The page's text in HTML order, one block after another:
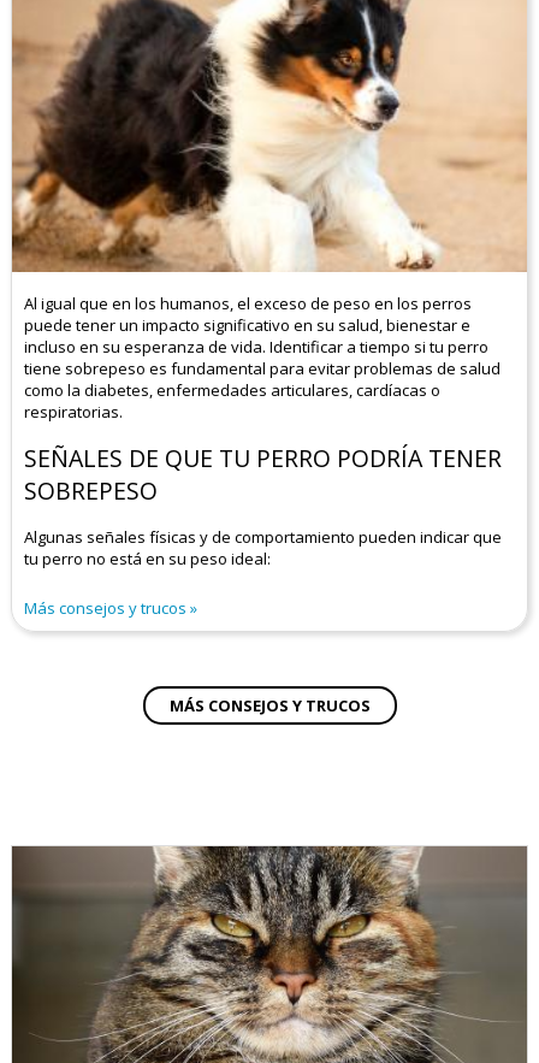
Al igual que en los humanos, el exceso de peso en los perros
puede tener un impacto significativo en su salud, bienestar e
incluso en su esperanza de vida. Identificar a tiempo si tu perro
tiene sobrepeso es fundamental para evitar problemas de salud
como la diabetes, enfermedades articulares, cardíacas o
respiratorias.
SEÑALES DE QUE TU PERRO PODRÍA TENER
SOBREPESO
Algunas señales físicas y de comportamiento pueden indicar que
tu perro no está en su peso ideal:
Más consejos y trucos
MÁS CONSEJOS Y TRUCOS